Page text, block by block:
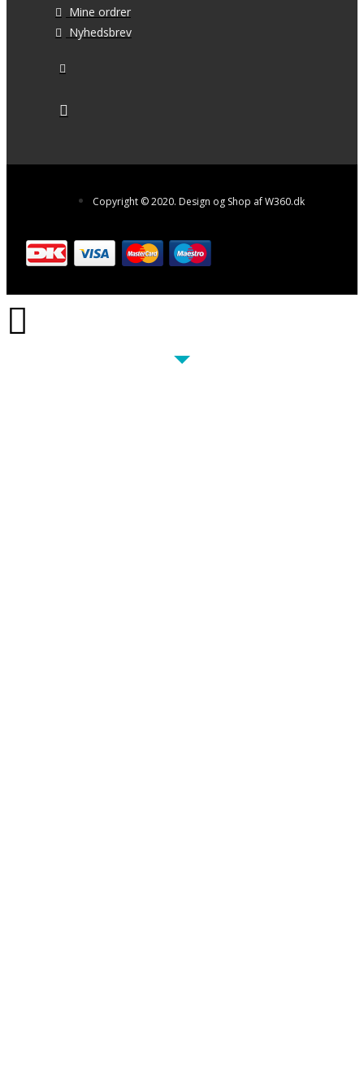
Mine ordrer
Nyhedsbrev
Copyright © 2020. Design og Shop af W360.dk